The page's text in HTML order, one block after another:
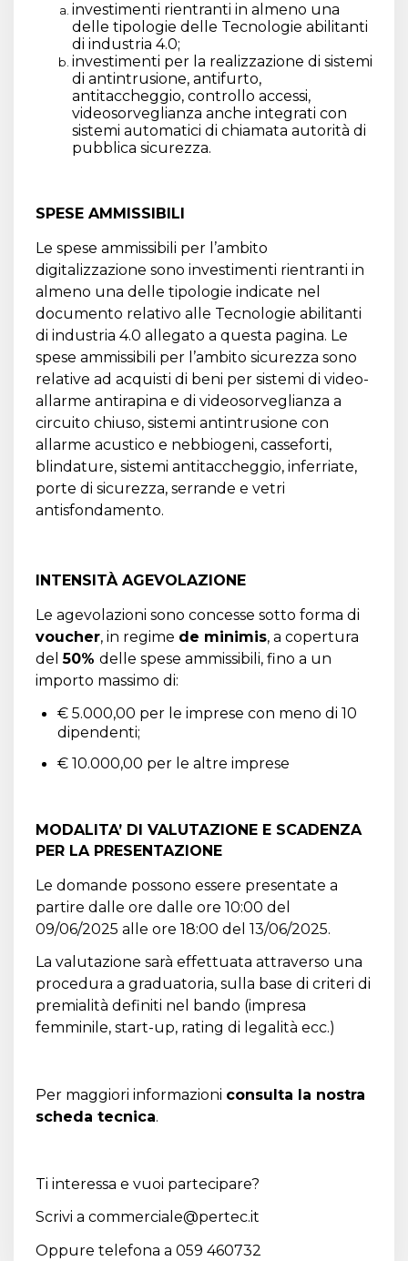
investimenti rientranti in almeno una
delle tipologie delle Tecnologie abilitanti
di industria 4.0;
investimenti per la realizzazione di sistemi
di antintrusione, antifurto,
antitaccheggio, controllo accessi,
videosorveglianza anche integrati con
sistemi automatici di chiamata autorità di
pubblica sicurezza.
SPESE AMMISSIBILI
Le spese ammissibili per l’ambito
digitalizzazione sono investimenti rientranti in
almeno una delle tipologie indicate nel
documento relativo alle Tecnologie abilitanti
di industria 4.0 allegato a questa pagina. Le
spese ammissibili per l’ambito sicurezza sono
relative ad acquisti di beni per sistemi di video-
allarme antirapina e di videosorveglianza a
circuito chiuso, sistemi antintrusione con
allarme acustico e nebbiogeni, casseforti,
blindature, sistemi antitaccheggio, inferriate,
porte di sicurezza, serrande e vetri
antisfondamento.
INTENSITÀ AGEVOLAZIONE
Le agevolazioni sono concesse sotto forma di
voucher, in regime de minimis, a copertura
del50% delle spese ammissibili, fino a un
importo massimo di:
€ 5.000,00 per le imprese con meno di 10
dipendenti;
€ 10.000,00 per le altre imprese
MODALITA’ DI VALUTAZIONE E SCADENZA
PER LA PRESENTAZIONE
Le domande possono essere presentate a
partire dalle ore dalle ore 10:00 del
09/06/2025 alle ore 18:00 del 13/06/2025.
La valutazione sarà effettuata attraverso una
procedura a graduatoria, sulla base di criteri di
premialità definiti nel bando (impresa
femminile, start-up, rating di legalità ecc.)
Per maggiori informazioni consulta la nostra
scheda tecnica.
Ti interessa e vuoi partecipare?
Scrivi a commerciale@pertec.it
Oppure telefona a 059 460732